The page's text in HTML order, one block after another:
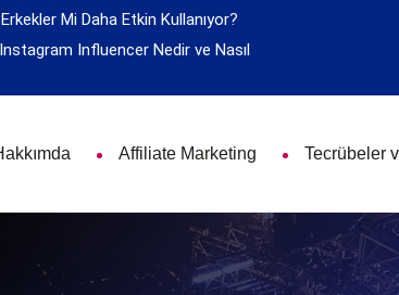
Mi Daha Etkin Kullanıyor?
Instagram Influencer Nedir ve Nasıl
Affiliate Marketing Tecrübeler